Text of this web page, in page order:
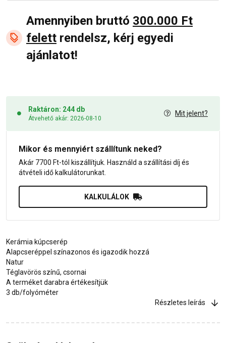
Amennyiben bruttó 300.000 Ft
felett rendelsz, kérj egyedi
ajánlatot!
Raktáron: 244 db
Átvehető akár: 2026-08-10
Mit jelent?
Mikor és mennyiért szállítunk neked?
Akár 7700 Ft-tól kiszállítjuk. Használd a szállítási díj és
átvételi idő kalkulátorunkat.
KALKULÁLOK
Kerámia kúpcserép
Alapcseréppel színazonos és igazodik hozzá
Natur
Téglavörös színű, csornai
A terméket darabra értékesítjük
3 db/folyóméter
Részletes leírás